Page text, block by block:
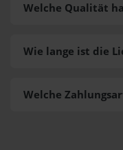
Welche
Welche Qualität
Wie lange ist die